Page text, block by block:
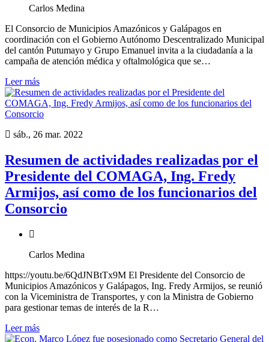
Carlos Medina
El Consorcio de Municipios Amazónicos y Galápagos en
coordinación con el Gobierno Autónomo Descentralizado Municipal
del cantón Putumayo y Grupo Emanuel invita a la ciudadanía a la
campaña de atención médica y oftalmológica que se…
Leer más
sáb., 26 mar. 2022
Resumen de actividades realizadas por el
Presidente del COMAGA, Ing. Fredy
Armijos, así como de los funcionarios del
Consorcio
Carlos Medina
https://youtu.be/6QdJNBtTx9M El Presidente del Consorcio de
Municipios Amazónicos y Galápagos, Ing. Fredy Armijos, se reunió
con la Viceministra de Transportes, y con la Ministra de Gobierno
para gestionar temas de interés de la R…
Leer más